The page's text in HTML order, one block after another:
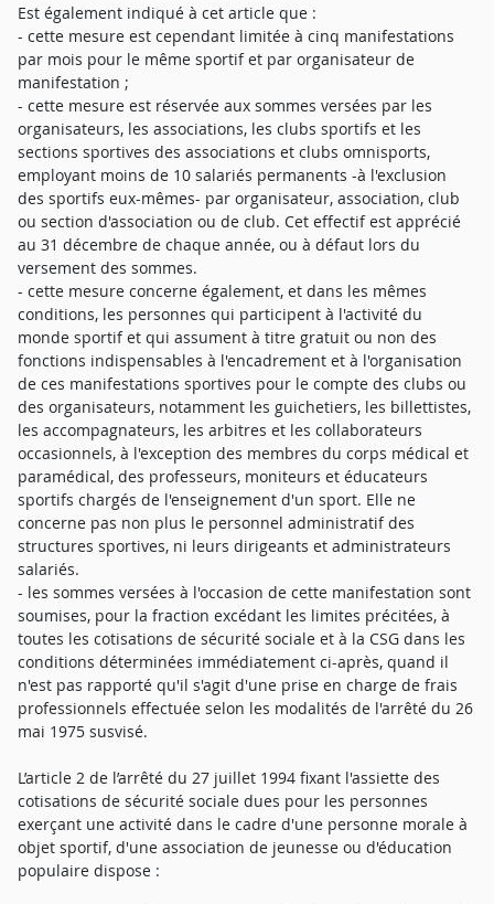
Est également indiqué à cet article que :
- cette mesure est cependant limitée à cinq manifestations
par mois pour le même sportif et par organisateur de
manifestation ;
- cette mesure est réservée aux sommes versées par les
organisateurs, les associations, les clubs sportifs et les
sections sportives des associations et clubs omnisports,
employant moins de 10 salariés permanents -à l'exclusion
des sportifs eux-mêmes- par organisateur, association, club
ou section d'association ou de club. Cet effectif est apprécié
au 31 décembre de chaque année, ou à défaut lors du
versement des sommes.
- cette mesure concerne également, et dans les mêmes
conditions, les personnes qui participent à l'activité du
monde sportif et qui assument à titre gratuit ou non des
fonctions indispensables à l'encadrement et à l'organisation
de ces manifestations sportives pour le compte des clubs ou
des organisateurs, notamment les guichetiers, les billettistes,
les accompagnateurs, les arbitres et les collaborateurs
occasionnels, à l'exception des membres du corps médical et
paramédical, des professeurs, moniteurs et éducateurs
sportifs chargés de l'enseignement d'un sport. Elle ne
concerne pas non plus le personnel administratif des
structures sportives, ni leurs dirigeants et administrateurs
salariés.
- les sommes versées à l'occasion de cette manifestation sont
soumises, pour la fraction excédant les limites précitées, à
toutes les cotisations de sécurité sociale et à la CSG dans les
conditions déterminées immédiatement ci-après, quand il
n'est pas rapporté qu'il s'agit d'une prise en charge de frais
professionnels effectuée selon les modalités de l'arrêté du 26
mai 1975 susvisé.
L’article 2 de l’arrêté du 27 juillet 1994 fixant l'assiette des
cotisations de sécurité sociale dues pour les personnes
exerçant une activité dans le cadre d'une personne morale à
objet sportif, d'une association de jeunesse ou d'éducation
populaire dispose :